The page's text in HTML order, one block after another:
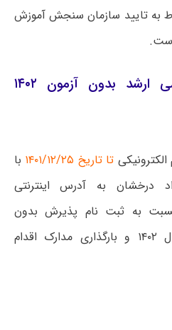
به تایید سازمان سنجش آموزش
زمان ثبت نام کارشناسی ارشد بدون آزمون ۱۴۰۲
تا تاریخ ۱۴۰۱/۱۲/۲۵
با
درخشان به آدرس اینترنتی
به ثبت نام پذیرش بدون
آزمون استعداد درخشال سال ۱۴۰۲ و بارگذاری مدارک اقدام